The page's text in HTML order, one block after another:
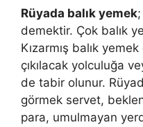
Rüyada balık yemek
demektir. Çok balık
Kızarmış balık
çıkılacak yolculuğa
de tabir olunur.
görmek servet,
para, umulmayan